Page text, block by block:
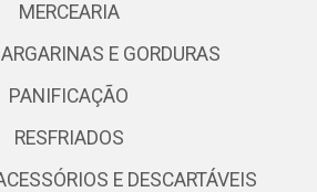
MERCEARIA
E GORDURAS
PANIFICAÇÃO
RESFRIADOS
E DESCARTÁVEIS